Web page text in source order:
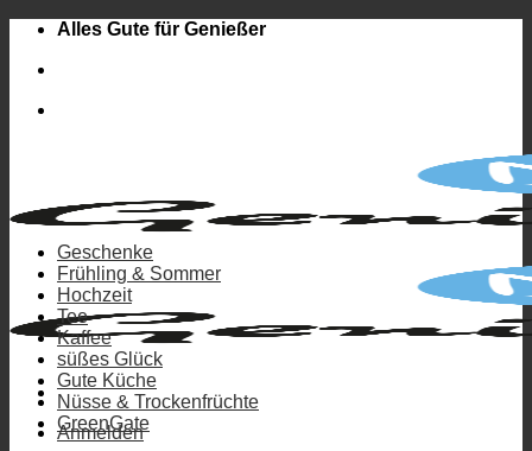
Zum
springen
Alles Gute für Genießer
Anmelden
Geschenke
Frühling & Sommer
Hochzeit
Tee
Kaffee
süßes Glück
Gute Küche
Nüsse & Trockenfrüchte
GreenGate